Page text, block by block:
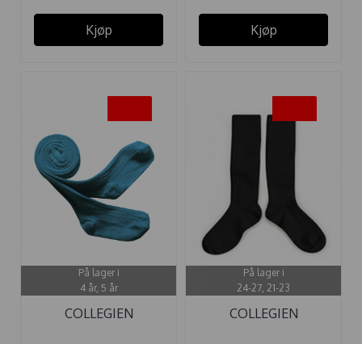
Kjøp Kjøp
På lager i
4 år, 5 år
COLLEGIEN
På lager i
24-27, 21-23
COLLEGIEN